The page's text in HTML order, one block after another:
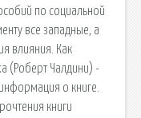
по социальной
все западные, а
влияния. Как
(Роберт Чалдини) -
о книге.
книги